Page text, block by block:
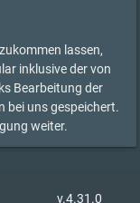
lassen,
inklusive der von
Bearbeitung der
bei uns gespeichert.
weiter.
v.4.31.0